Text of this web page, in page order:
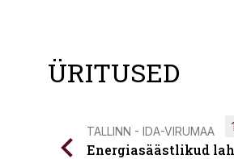
ÜRITUSED
TALLINN - IDA-VIRUMAA
Energiasäästlikud